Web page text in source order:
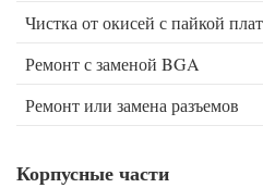
Чистка от окисей с пайкой
Ремонт с заменой BGA
Ремонт или замена разъемов
Корпусные части